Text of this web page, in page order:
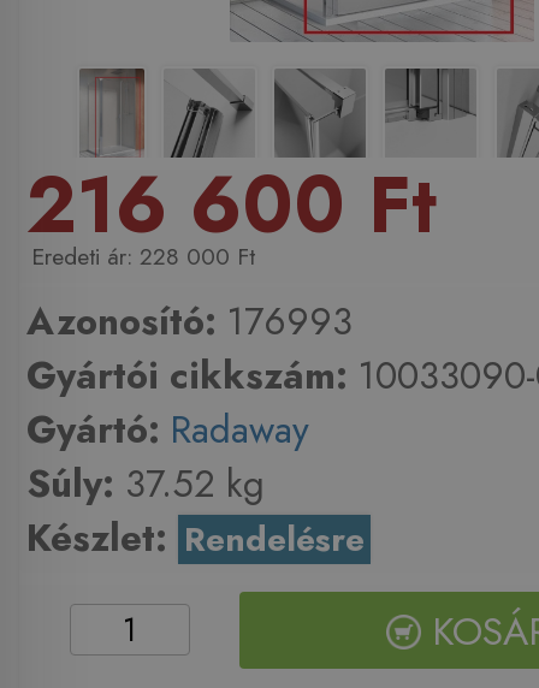
216 600 Ft
228 000 Ft
Azonosító: 176993
Gyártói cikkszám:
Gyártó: Radaway
Súly: 37.52 kg
Készlet: Rendelésre